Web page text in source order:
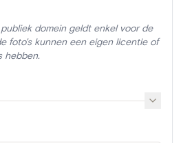
domein geldt enkel voor de
foto's kunnen een eigen licentie of
hebben.